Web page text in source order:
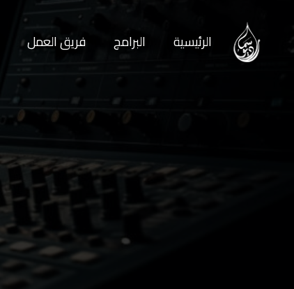
الرئيسية البرامج فريق العمل